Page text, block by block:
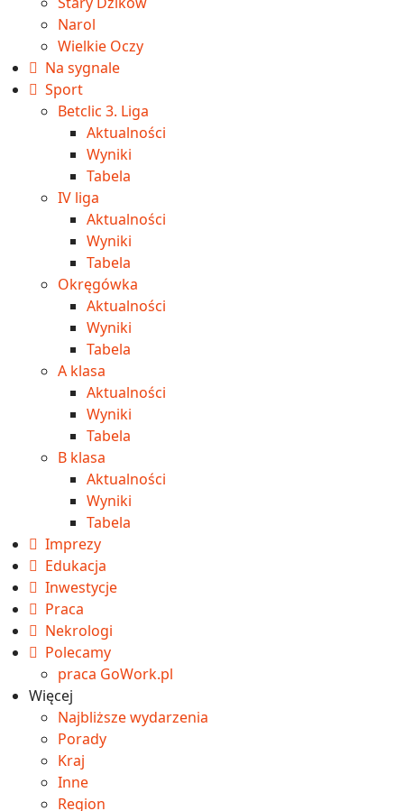
Narol
Wielkie Oczy
Na sygnale
Sport
Betclic 3. Liga
Aktualności
Wyniki
Tabela
IV liga
Aktualności
Wyniki
Tabela
Okręgówka
Aktualności
Wyniki
Tabela
A klasa
Aktualności
Wyniki
Tabela
B klasa
Aktualności
Wyniki
Tabela
Imprezy
Edukacja
Inwestycje
Praca
Nekrologi
Polecamy
praca GoWork.pl
Więcej
Najbliższe wydarzenia
Porady
Kraj
Inne
Region